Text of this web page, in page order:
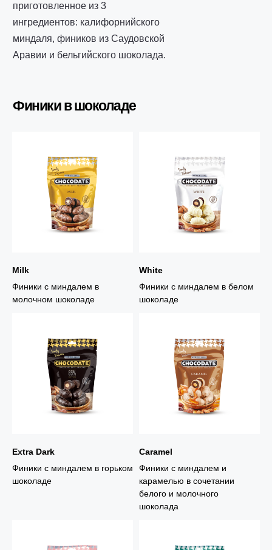
Финики в шоколаде
приготовленное из 3
ингредиентов: калифорнийского
миндаля, фиников из Саудовской
Аравии и бельгийского шоколада.
Milk
Финики с миндалем в
молочном шоколаде
White
Финики с миндалем в белом
шоколаде
Extra Dark
Финики с миндалем в горьком
шоколаде
Caramel
Финики с миндалем и
карамелью в сочетании
белого и молочного
шоколада